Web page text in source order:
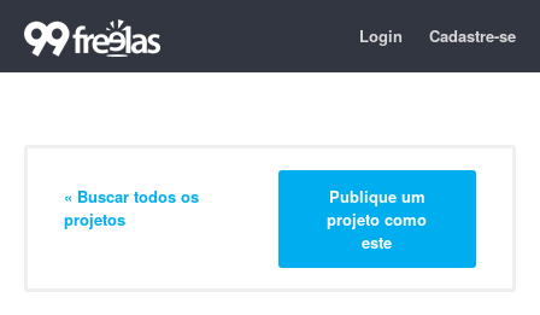
Login Cadastre-se
« Buscar todos os
projetos
Publique um
projeto como
este